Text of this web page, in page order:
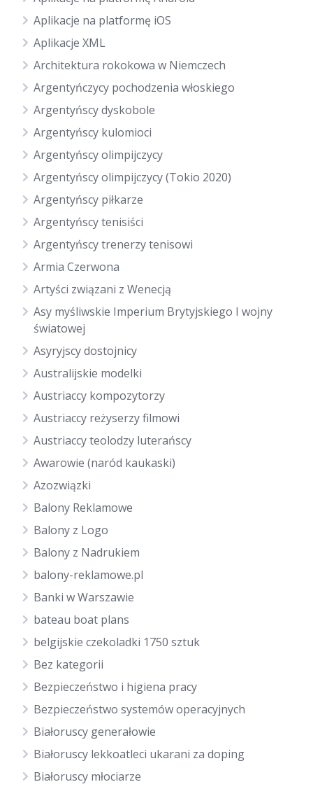
Aplikacje na platformę iOS
Aplikacje XML
Architektura rokokowa w Niemczech
Argentyńczycy pochodzenia włoskiego
Argentyńscy dyskobole
Argentyńscy kulomioci
Argentyńscy olimpijczycy
Argentyńscy olimpijczycy (Tokio 2020)
Argentyńscy piłkarze
Argentyńscy tenisiści
Argentyńscy trenerzy tenisowi
Armia Czerwona
Artyści związani z Wenecją
Asy myśliwskie Imperium Brytyjskiego I wojny
światowej
Asyryjscy dostojnicy
Australijskie modelki
Austriaccy kompozytorzy
Austriaccy reżyserzy filmowi
Austriaccy teolodzy luterańscy
Awarowie (naród kaukaski)
Azozwiązki
Balony Reklamowe
Balony z Logo
Balony z Nadrukiem
balony-reklamowe.pl
Banki w Warszawie
bateau boat plans
belgijskie czekoladki 1750 sztuk
Bez kategorii
Bezpieczeństwo i higiena pracy
Bezpieczeństwo systemów operacyjnych
Białoruscy generałowie
Białoruscy lekkoatleci ukarani za doping
Białoruscy młociarze